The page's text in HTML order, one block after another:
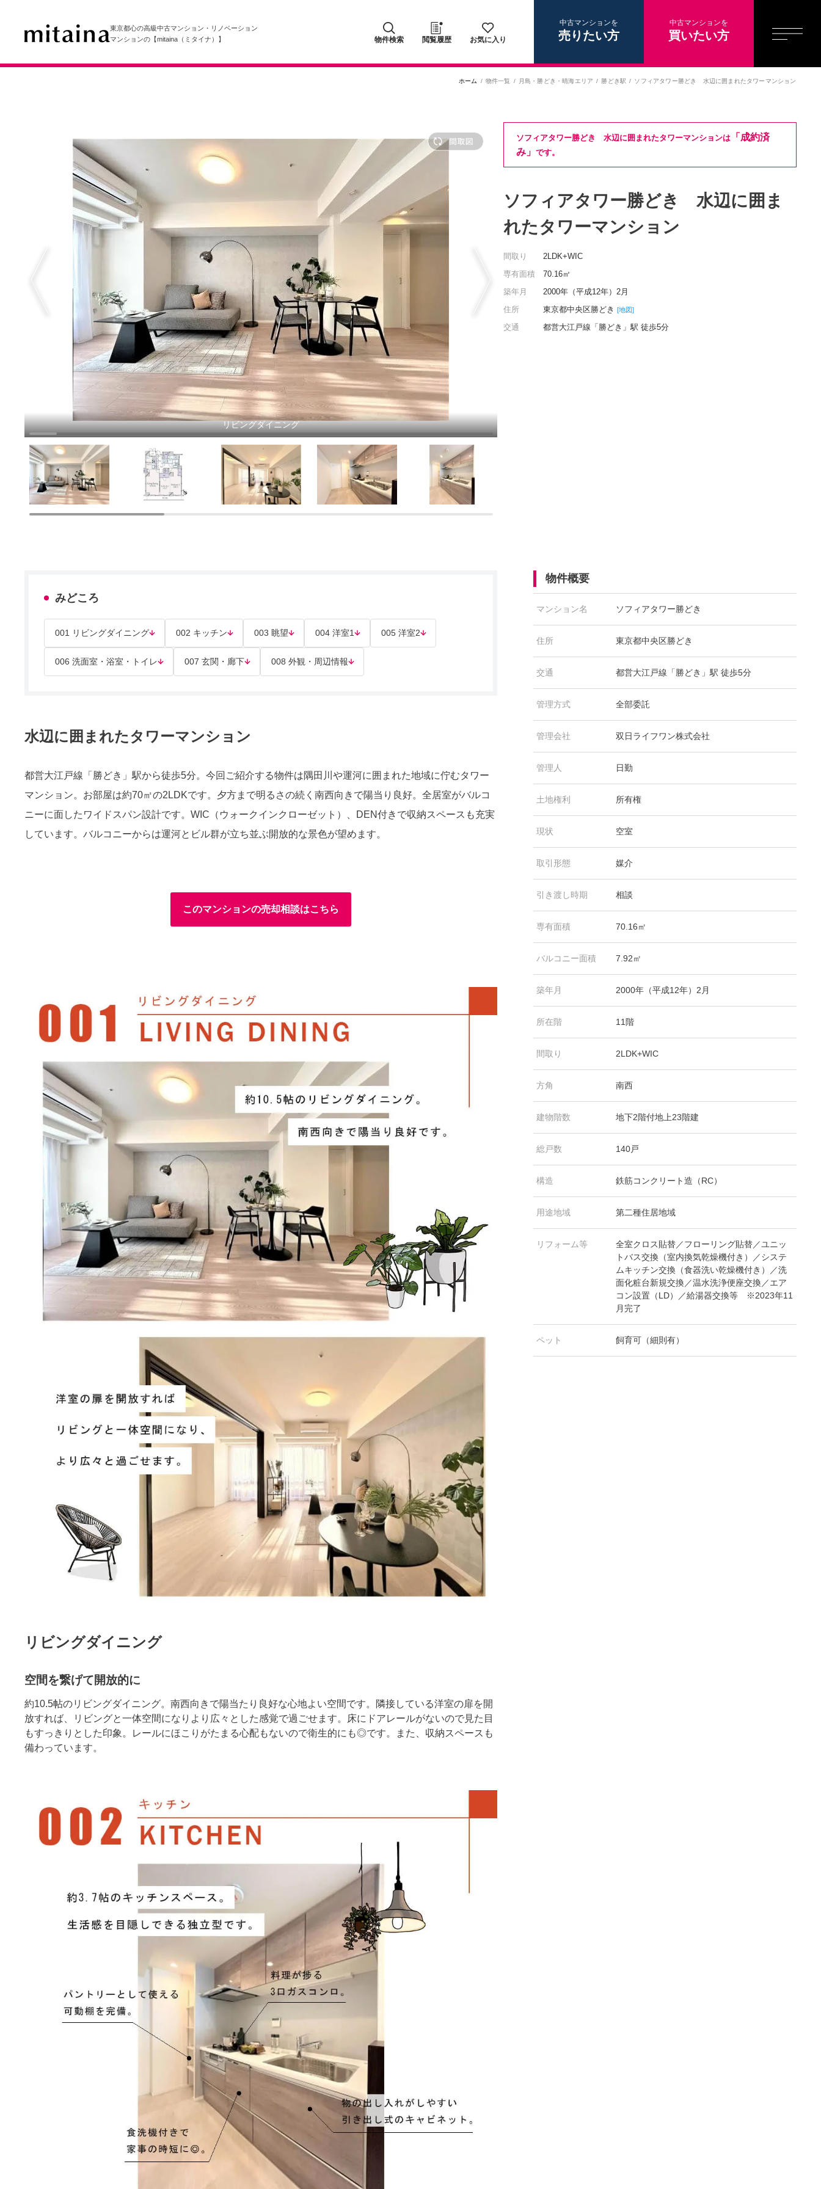
東京都心の高級中古マンション・リノベーション
マンションの【mitaina（ミタイナ）】
物件検索 閲覧履歴 お気に入り
中古マンションを
売りたい方
中古マンションを
買いたい方
ホーム 物件一覧 月島・勝どき・晴海エリア 勝どき駅 ソフィアタワー勝どき 水辺に囲まれたタワーマンション
リビングダイニング
ソフィアタワー勝どき 水辺に囲まれたタワーマンションは「成約済
み」 です。
ソフィアタワー勝どき 水辺に囲ま
れたタワーマンション
間取り
2LDK+WIC
専有面積
70.16㎡
築年月
2000年（平成12年）2月
住所
東京都中央区勝どき [地図]
交通 都営大江戸線「勝どき」駅 徒歩5分
みどころ
001 リビングダイニング 002 キッチン 003 眺望 004 洋室1 005 洋室2
006 洗面室・浴室・トイレ 007 玄関・廊下 008 外観・周辺情報
水辺に囲まれたタワーマンション
都営大江戸線「勝どき」駅から徒歩5分。今回ご紹介する物件は隅田川や運河に囲まれた地域に佇むタワー
マンション。お部屋は約70㎡の2LDKです。夕方まで明るさの続く南西向きで陽当り良好。全居室がバルコ
ニーに面したワイドスパン設計です。WIC（ウォークインクローゼット）、DEN付きで収納スペースも充実
しています。バルコニーからは運河とビル群が立ち並ぶ開放的な景色が望めます。
このマンションの売却相談はこちら
リビングダイニング
空間を繋げて開放的に
約10.5帖のリビングダイニング。南西向きで陽当たり良好な心地よい空間です。隣接している洋室の扉を開
放すれば、リビングと一体空間になりより広々とした感覚で過ごせます。床にドアレールがないので見た目
もすっきりとした印象。レールにほこりがたまる心配もないので衛生的にも◎です。また、収納スペースも
備わっています。
物件概要
マンション名 ソフィアタワー勝どき
住所 東京都中央区勝どき
交通 都営大江戸線「勝どき」駅 徒歩5分
管理方式 全部委託
管理会社 双日ライフワン株式会社
管理人 日勤
土地権利 所有権
現状 空室
取引形態 媒介
引き渡し時期 相談
専有面積 70.16㎡
バルコニー面積 7.92㎡
築年月 2000年（平成12年）2月
所在階 11階
間取り 2LDK+WIC
方角 南西
建物階数 地下2階付地上23階建
総戸数 140戸
構造 鉄筋コンクリート造（RC）
用途地域 第二種住居地域
リフォーム等
全室クロス貼替／フローリング貼替／ユニッ
トバス交換（室内換気乾燥機付き）／システ
ムキッチン交換（食器洗い乾燥機付き）／洗
面化粧台新規交換／温水洗浄便座交換／エア
コン設置（LD）／給湯器交換等 ※2023年11
月完了
ペット 飼育可（細則有）